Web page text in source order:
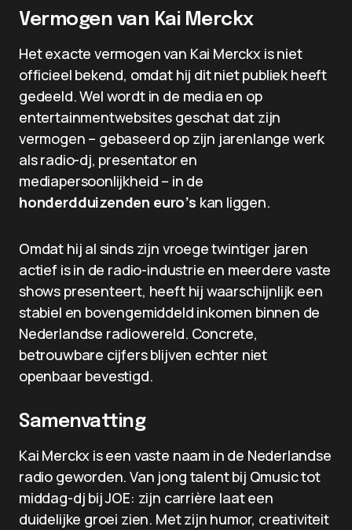
Vermogen van Kai Merckx
Het exacte vermogen van Kai Merckx is niet
officieel bekend, omdat hij dit niet publiek heeft
gedeeld. Wel wordt in de media en op
entertainmentwebsites geschat dat zijn
vermogen – gebaseerd op zijn jarenlange werk
als radio-dj, presentator en
mediapersoonlijkheid – in de
honderdduizenden euro’s kan liggen.
Omdat hij al sinds zijn vroege twintiger jaren
actief is in de radio-industrie en meerdere vaste
shows presenteert, heeft hij waarschijnlijk een
stabiel en bovengemiddeld inkomen binnen de
Nederlandse radiowereld. Concrete,
betrouwbare cijfers blijven echter niet
openbaar bevestigd.
Samenvatting
Kai Merckx is een vaste naam in de Nederlandse
radio geworden. Van jong talent bij Qmusic tot
middag-dj bij JOE: zijn carrière laat een
duidelijke groei zien. Met zijn humor, creativiteit